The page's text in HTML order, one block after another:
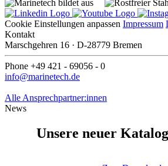
Cookie Einstellungen anpassen Impressum
Kontakt
Marschgehren 16 · D-28779 Bremen
Phone +49 421 - 69056 - 0
info@marinetech.de
Alle Ansprechpartner:innen
News
Unsere neuer